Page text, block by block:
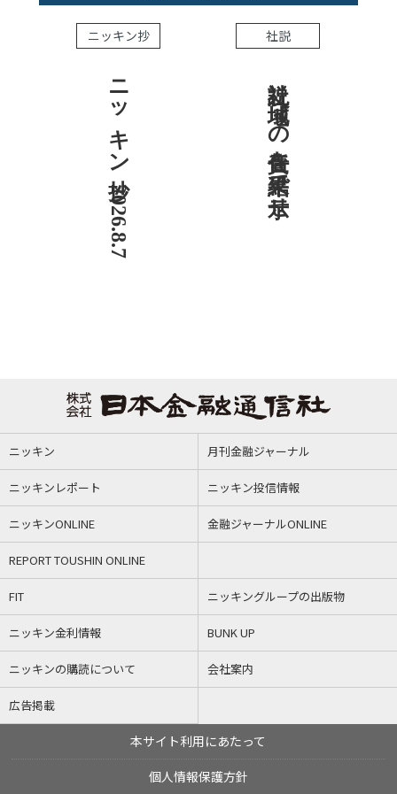
ニッキン抄
ニッキン抄 2026.8.7
社説
社説 地域への責任を結果で示せ
ニッキン 月刊金融ジャーナル
ニッキンレポート ニッキン投信情報
ニッキンONLINE 金融ジャーナルONLINE
REPORT TOUSHIN ONLINE
FIT ニッキングループの出版物
ニッキン金利情報 BUNK UP
ニッキンの購読について 会社案内
広告掲載
本サイト利用にあたって
個人情報保護方針